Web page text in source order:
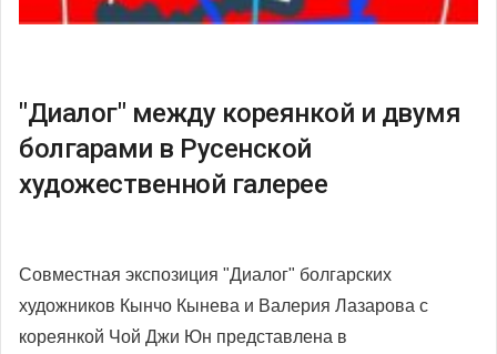
"Диалог" между кореянкой и двумя
болгарами в Русенской
художественной галерее
Совместная экспозиция "Диалог" болгарских
художников Кынчо Кынева и Валерия Лазарова с
кореянкой Чой Джи Юн представлена в